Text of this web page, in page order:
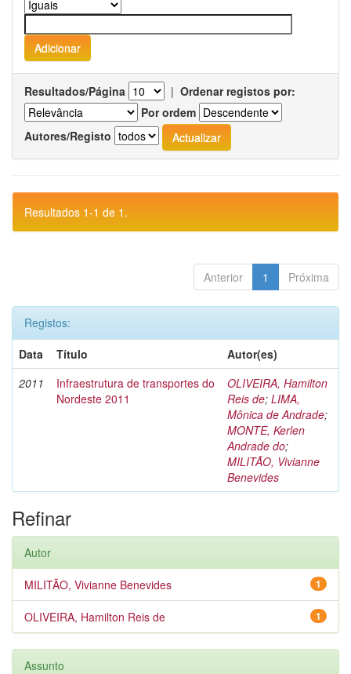
Resultados/Página | Ordenar registos por:
Por ordem
Autores/Registo
Resultados 1-1 de 1.
Anterior 1 Próxima
Registos:
Data
Título
Autor(es)
2011
Infraestrutura de transportes do
Nordeste 2011
OLIVEIRA, Hamilton
Reis de; LIMA,
Mônica de Andrade;
MONTE, Kerlen
Andrade do;
MILITÃO, Vivianne
Benevides
Refinar
Autor
1
MILITÃO, Vivianne Benevides
1
OLIVEIRA, Hamilton Reis de
Assunto